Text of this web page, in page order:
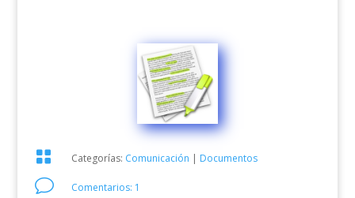
 Categorías: Comunicación | Documentos
v Comentarios: 1